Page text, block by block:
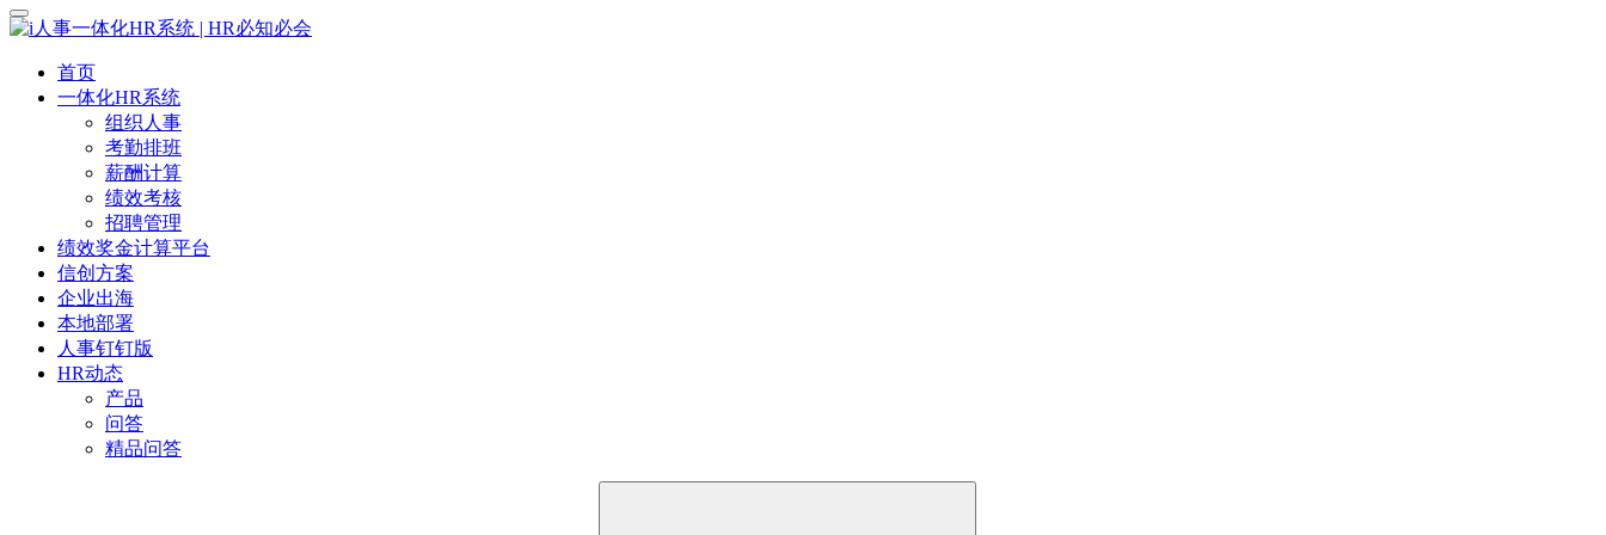
首页
一体化HR系统
组织人事
考勤排班
薪酬计算
绩效考核
招聘管理
绩效奖金计算平台
信创方案
企业出海
本地部署
人事钉钉版
HR动态
产品
问答
精品问答